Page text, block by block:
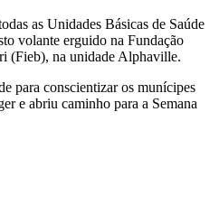
as Unidades Básicas de Saúde
volante erguido na Fundação
(Fieb), na unidade Alphaville.
para conscientizar os munícipes
e abriu caminho para a Semana